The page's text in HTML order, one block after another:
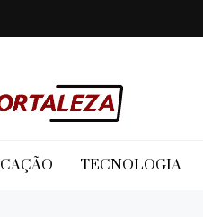
Fortaleza
TECNOLOGIA